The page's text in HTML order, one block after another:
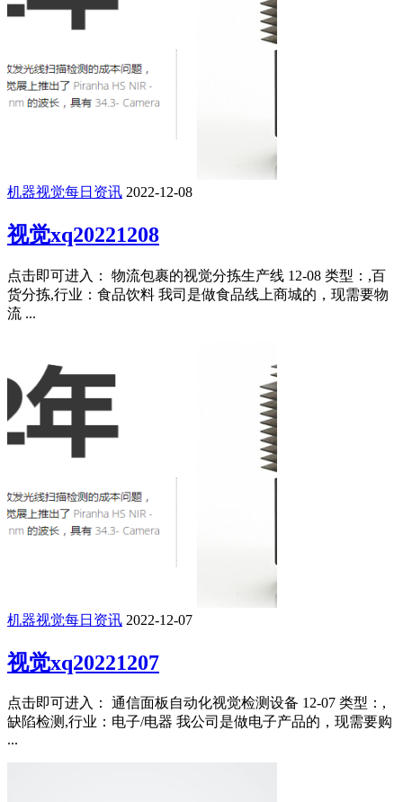
机器视觉每日资讯 2022-12-08
视觉xq20221208
点击即可进入： 物流包裹的视觉分拣生产线 12-08 类型：,百
货分拣,行业：食品饮料 我司是做食品线上商城的，现需要物
流 ...
机器视觉每日资讯 2022-12-07
视觉xq20221207
点击即可进入： 通信面板自动化视觉检测设备 12-07 类型：,
缺陷检测,行业：电子/电器 我公司是做电子产品的，现需要购
...